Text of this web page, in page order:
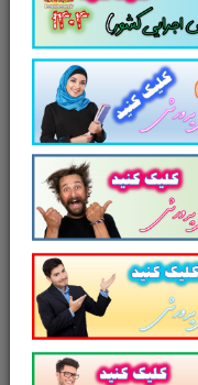
آزمون استخدامی
می شود.
وزارت
پرتو